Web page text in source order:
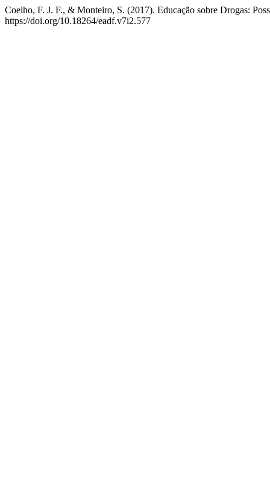
Coelho, F. J. F., & Monteiro, S. (2017). Educação sobre Drogas:
https://doi.org/10.18264/eadf.v7i2.577